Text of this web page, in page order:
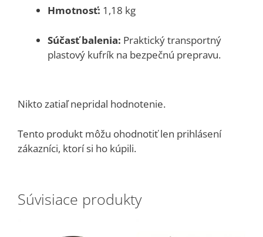
Hmotnosť: 1,18 kg
Súčasť balenia: Praktický transportný
plastový kufrík na bezpečnú prepravu.
Nikto zatiaľ nepridal hodnotenie.
Tento produkt môžu ohodnotiť len prihlásení
zákazníci, ktorí si ho kúpili.
Súvisiace produkty